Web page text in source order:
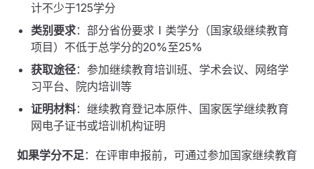
计不少于125学分
类别要求：部分省份要求Ⅰ类学分（国家级继续教育
项目）不低于总学分的20%至25%
获取途径：参加继续教育培训班、学术会议、网络学
习平台、院内培训等
证明材料：继续教育登记本原件、国家医学继续教育
网电子证书或培训机构证明
如果学分不足：在评审申报前，可通过参加国家继续教育